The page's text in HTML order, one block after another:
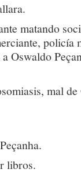
matando
policía
Oswaldo
mal
libros.